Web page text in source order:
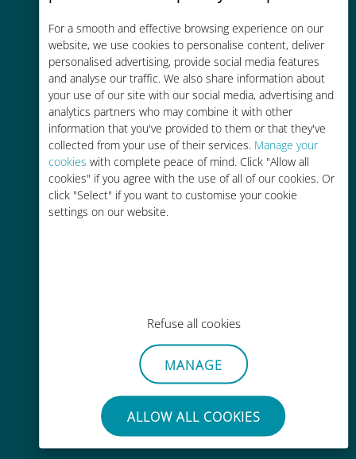
For a smooth and effective browsing experience on our
website, we use cookies to personalise content, deliver
personalised advertising, provide social media features
and analyse our traffic. We also share information about
your use of our site with our social media, advertising and
analytics partners who may combine it with other
information that you've provided to them or that they've
collected from your use of their services. Manage your
cookies with complete peace of mind. Click "Allow all
cookies" if you agree with the use of all of our cookies. Or
click "Select" if you want to customise your cookie
settings on our website.
Refuse all cookies
MANAGE
ALLOW ALL COOKIES
お客様が普段お使いのキャリアでロ
ーミングサービスを使った場合に比
べて最大で90％の節約が可能です。
かんたん追加購入
Wi-Fiやデータ残量がなくても、
手間いらず
使用中のSIMカードを抜き差しする
必要はありません